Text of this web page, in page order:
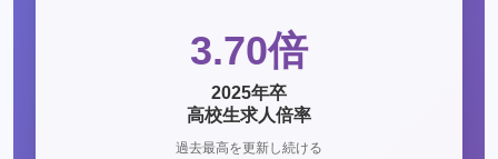
3.70倍
2025年卒
高校生求人倍率
過去最高を更新し続ける